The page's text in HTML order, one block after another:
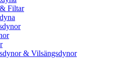
Filtar
& Vilsängsdynor